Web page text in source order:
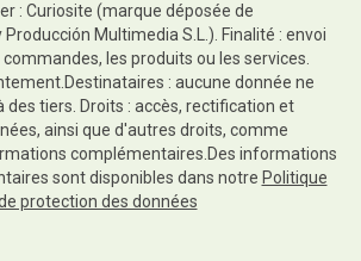
: Curiosite (marque déposée de
Multimedia S.L.). Finalité : envoi
les produits ou les services.
: aucune donnée ne
tiers. Droits : accès, rectification et
ainsi que d'autres droits, comme
complémentaires.Des informations
sont disponibles dans notre Politique
protection des données